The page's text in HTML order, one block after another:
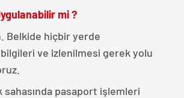
mi ?
Belkide hiçbir yerde
bilgileri ve izlenilmesi gerek yolu
sahasında pasaport işlemleri